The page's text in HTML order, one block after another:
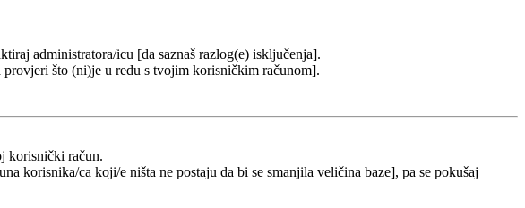
administratora/icu [da saznaš razlog(e) isključenja].
što (ni)je u redu s tvojim korisničkim računom].
korisnički račun.
korisnika/ca koji/e ništa ne postaju da bi se smanjila veličina baze], pa se pokušaj